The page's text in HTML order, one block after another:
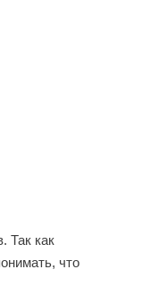
Так как
что